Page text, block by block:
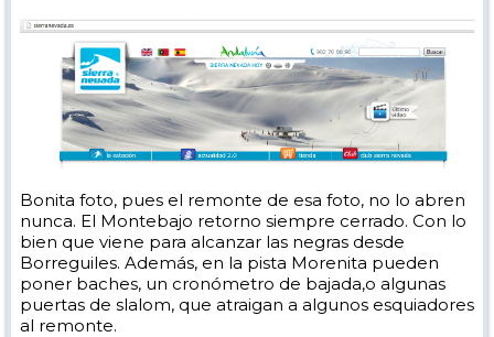
Bonita foto, pues el remonte de esa foto, no lo abren
nunca. El Montebajo retorno siempre cerrado. Con lo
bien que viene para alcanzar las negras desde
Borreguiles. Además, en la pista Morenita pueden
poner baches, un cronómetro de bajada,o algunas
puertas de slalom, que atraigan a algunos esquiadores
al remonte.